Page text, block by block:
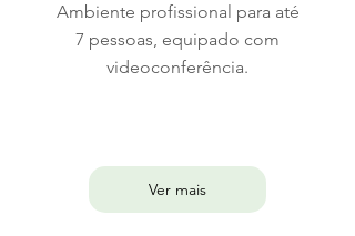
Ambiente profissional para até
7 pessoas, equipado com
videoconferência.
Ver mais